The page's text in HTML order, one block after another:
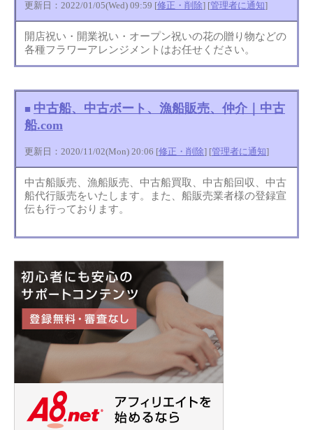
更新日：2022/01/05(Wed) 09:59 [修正・削除] [管理者に通知]
開店祝い・開業祝い・オープン祝いの花の贈り物などの
各種フラワーアレンジメントはお任せください。
■ 中古船、中古ボート、漁船販売、仲介｜中古
船.com
更新日：2020/11/02(Mon) 20:06 [修正・削除] [管理者に通知]
中古船販売、漁船販売、中古船買取、中古船回収、中古
船代行販売をいたします。また、船販売業者様の登録宣
伝も行っております。